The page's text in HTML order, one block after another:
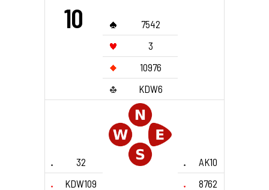
10
7542
3
10976
KDW6
32
AK10
KDW109
8762